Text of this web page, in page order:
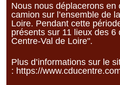
Nous nous déplacerons en
camion sur l’ensemble de
Loire. Pendant cette
présents sur 11 lieux des 6
Centre-Val de Loire".
Plus d’informations sur le
: https://